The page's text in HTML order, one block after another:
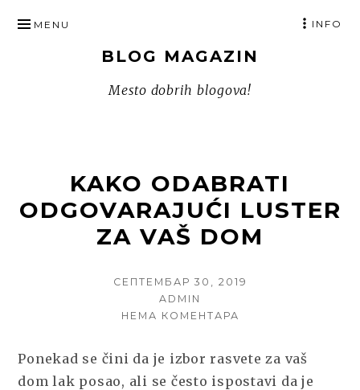
TO
BLOG MAGAZIN
Mesto dobrih blogova!
MENU INFO
KAKO ODABRATI
ODGOVARAJUĆI LUSTER
ZA VAŠ DOM
POSTED
СЕПТЕМБАР 30, 2019
AUTHOR
ADMIN
НЕМА КОМЕНТАРА
ODGOVARAJUĆI
LUSTER
Ponekad se čini da je izbor rasvete za vaš
dom lak posao, ali se često ispostavi da je